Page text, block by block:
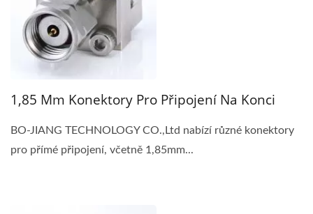
1,85 Mm Konektory Pro Připojení Na Konci
BO-JIANG TECHNOLOGY CO.,Ltd nabízí různé konektory
pro přímé připojení, včetně 1,85mm...